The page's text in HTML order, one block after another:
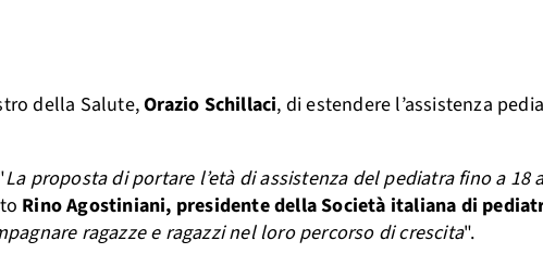
della Salute,Orazio Schillaci, di estendere l’assistenza
La proposta di portare l’età di assistenza del pediatra fino a 18
Rino Agostiniani, presidente della Società italiana di
ragazze e ragazzi nel loro percorso di crescita".